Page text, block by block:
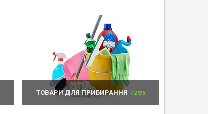
ТОВАРИ ДЛЯ ПРИБИРАННЯ 295